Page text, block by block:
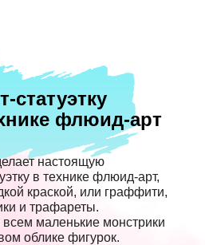
статуэтку
флюид-арт
настоящую
в технике флюид-арт,
краской, или граффити,
и трафареты.
маленькие монстрики
облике фигурок.